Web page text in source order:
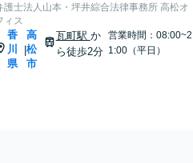
護士法人山本・坪井綜合法律事務所 高松オ
ィス
香
川
県
|
高
松
市
瓦町駅 か
ら徒歩2分
営業時間：08:00~2
1:00（平日）